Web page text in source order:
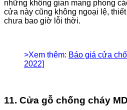
những không gian mang phong
cửa này cũng không ngoại lệ,
chưa bao giờ lỗi thời.
>Xem thêm: Báo giá cửa
2022]
11. Cửa gỗ chống cháy